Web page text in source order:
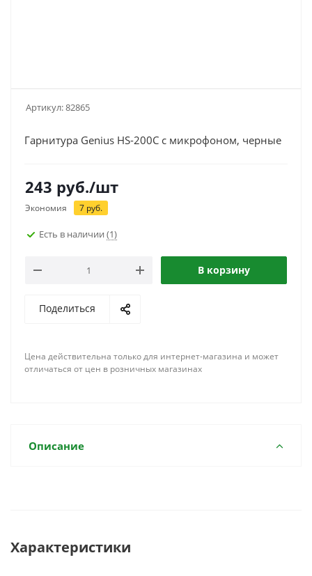
Артикул:82865
Гарнитура Genius HS-200С с микрофоном, черные
243 руб./шт
Экономия 7 руб.
Есть в наличии (1)
В корзину
Поделиться
Цена действительна только для интернет-магазина и может
отличаться от цен в розничных магазинах
Описание
Характеристики